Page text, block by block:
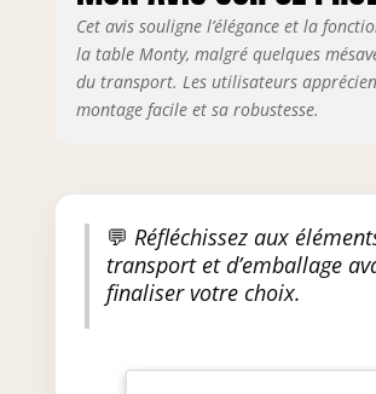
Hauteur du bord inférieur
table : 64 cm | Épaisseur
plateau : 1,8 cm | Max.
maximale : 100 kg
Cet avis souligne l’élégance et la
la table Monty, malgré quelques
du transport. Les utilisateurs
montage facile et sa robustesse.
💬 Réfléchissez aux
transport et d’emballage
finaliser votre choix.